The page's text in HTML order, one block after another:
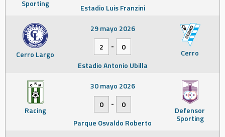
Sporting
Estadio Luis Franzini
Cerro Largo Cerro
29 mayo 2026
2
-
0
Estadio Antonio Ubilla
Racing Defensor
Sporting
30 mayo 2026
0
-
0
Parque Osvaldo Roberto